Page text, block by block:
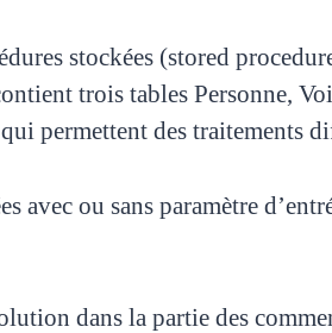
stockées (stored
trois tables Personne,
permettent des traitements
avec ou sans paramètre
dans la partie des